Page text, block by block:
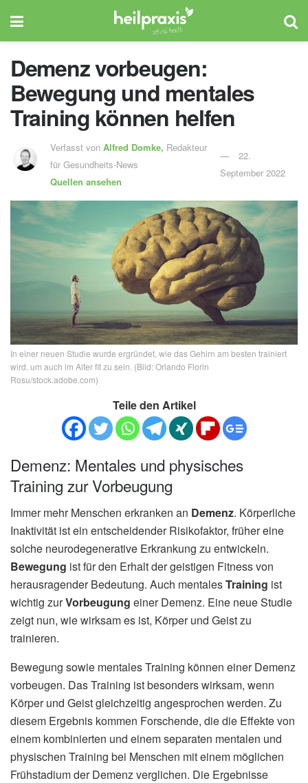
Demenz vorbeugen:
Bewegung und mentales
Training können helfen
Verfasst vonAlfred Domke, Redakteur
für Gesundheits-News
Quellen ansehen
22.
September 2022
In einer neuen Studie wurde ergründet, wie das Gehirn am besten trainiert
wird, um auch im Alter fit zu sein. (Bild: Orlando Florin
Rosu/stock.adobe.com)
Teile den Artikel
Demenz: Mentales und physisches
Training zur Vorbeugung
Immer mehr Menschen erkranken an Demenz. Körperliche
Inaktivität ist ein entscheidender Risikofaktor, früher eine
solche neurodegenerative Erkrankung zu entwickeln.
Bewegung ist für den Erhalt der geistigen Fitness von
herausragender Bedeutung. Auch mentalesTraining ist
wichtig zurVorbeugung einer Demenz. Eine neue Studie
zeigt nun, wie wirksam es ist, Körper und Geist zu
trainieren.
Bewegung sowie mentales Training können einer Demenz
vorbeugen. Das Training ist besonders wirksam, wenn
Körper und Geist gleichzeitig angesprochen werden. Zu
diesem Ergebnis kommen Forschende, die die Effekte von
einem kombinierten und einem separaten mentalen und
physischen Training bei Menschen mit einem möglichen
Frühstadium der Demenz verglichen. Die Ergebnisse